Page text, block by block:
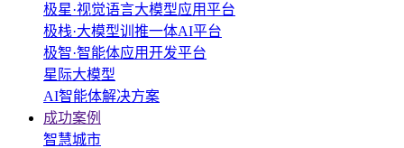
极星·视觉语言大模型应用平台
极栈·大模型训推一体AI平台
极智·智能体应用开发平台
星际大模型
AI智能体解决方案
成功案例
智慧城市